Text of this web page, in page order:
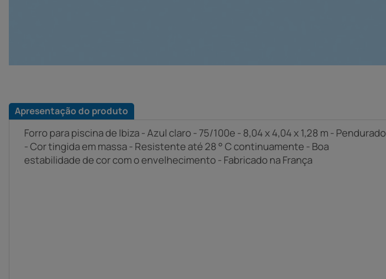
Apresentação do produto
Forro para piscina de Ibiza - Azul claro - 75/100e - 8,04 x 4,04 x 1,28 m - Pendurado
- Cor tingida em massa - Resistente até 28 ° C continuamente - Boa
estabilidade de cor com o envelhecimento - Fabricado na França